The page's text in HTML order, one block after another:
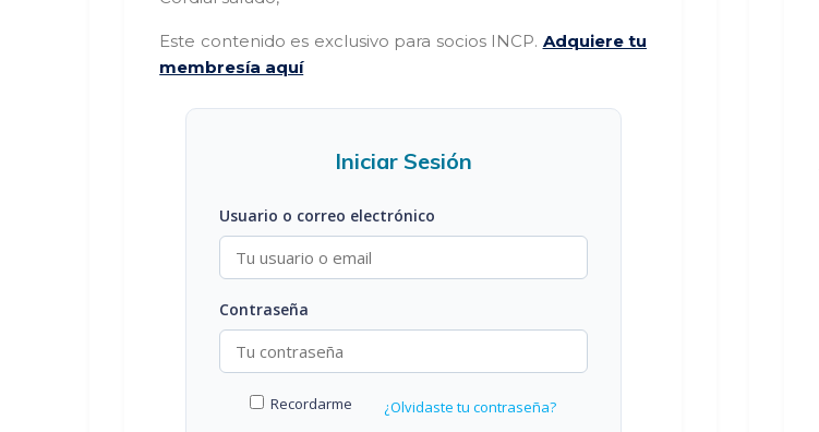
Este contenido es exclusivo para socios INCP. Adquiere tu
membresía aquí
Iniciar Sesión
Usuario o correo electrónico
Contraseña
Recordarme ¿Olvidaste tu contraseña?